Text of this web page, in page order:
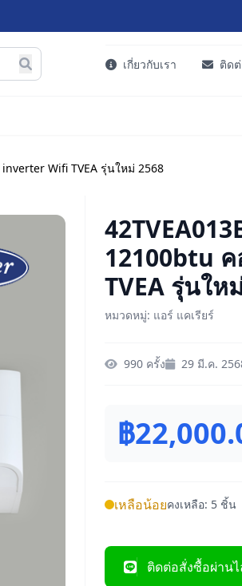
เกี่ยวกับเรา ติดต่
Wifi TVEA รุ่นใหม่ 2568
12100btu
TVEA รุ่นให
หมวดหมู่: แอร์ แคเรียร์
990 ครั้ง 29 มี.ค.
฿
เหลือน้อยคงเหลือ: 5 ชิ้น
ติดต่อสั่งซื้อผ่าน